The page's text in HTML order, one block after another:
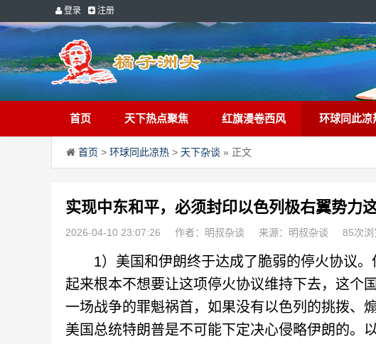
登录 注册
首页 天下热点聚焦 红旗漫卷西风 环球同此凉
首页 > 环球同此凉热 > 天下杂谈 » 正文
实现中东和平，必须封印以色列极右翼势力
2026-04-10 23:07:26 作者：明叔杂谈 来源：明叔杂谈 85次浏
1）美国和伊朗终于达成了脆弱的停火协议。
起来根本不想要让这项停火协议维持下去，这个
一场战争的罪魁祸首，如果没有以色列的挑拨、
美国总统特朗普是不可能下定决心侵略伊朗的。